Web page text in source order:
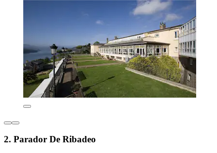
2. Parador De Ribadeo